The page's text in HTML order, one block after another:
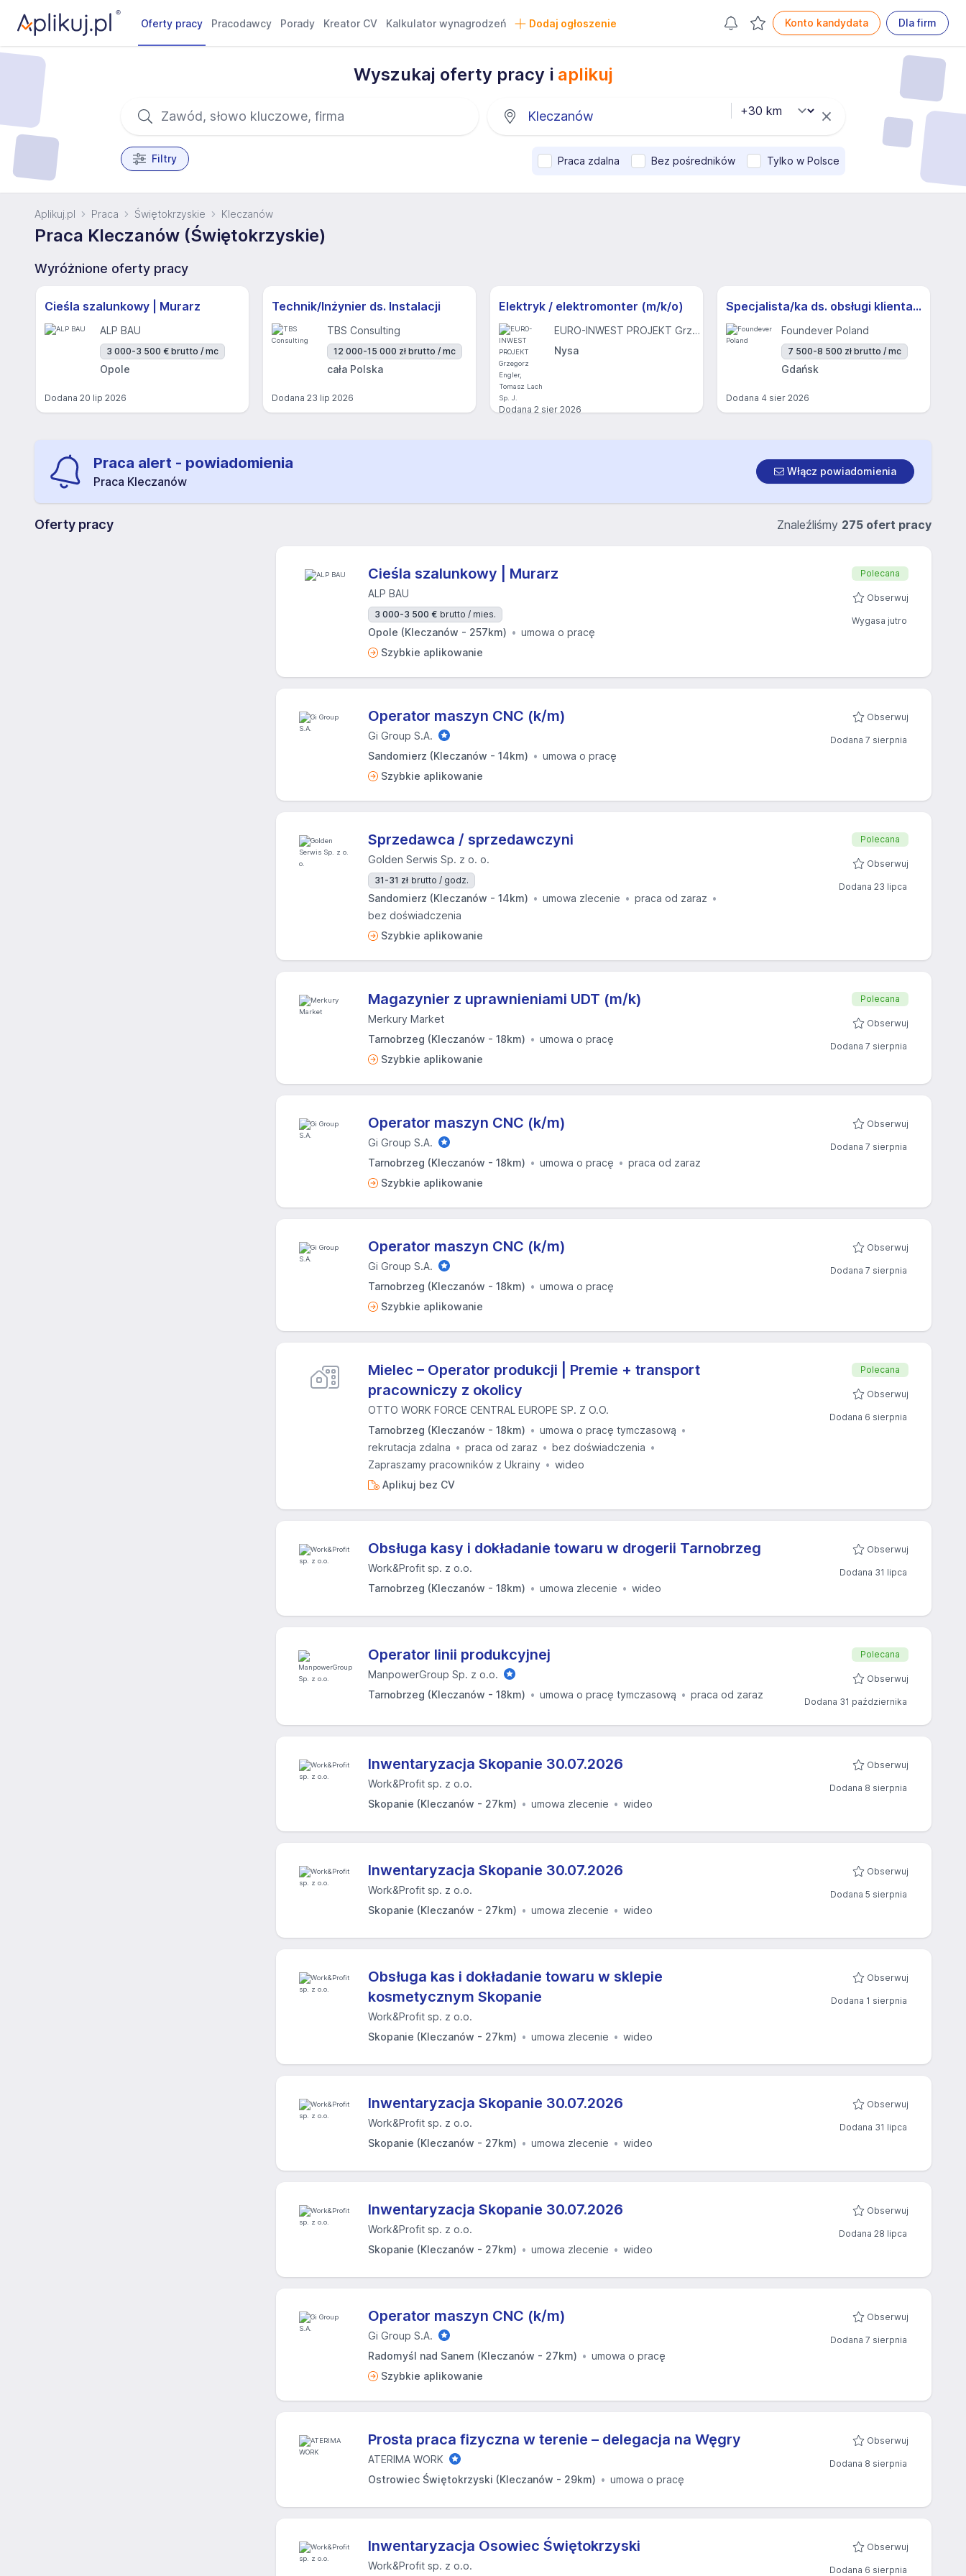
Oferty pracy Pracodawcy Porady Kreator CV Kalkulator wynagrodzeń Dodaj ogłoszenie Konto kandydata Dla firm
Wyszukaj oferty pracy i aplikuj
Filtry Praca zdalna Bez pośredników Tylko w Polsce
Aplikuj.pl Praca Świętokrzyskie Kleczanów
Praca Kleczanów (Świętokrzyskie)
Wyróżnione oferty pracy
Cieśla szalunkowy | Murarz
ALP BAU
3 000-3 500 € brutto / mc
Opole
Dodana 20 lip 2026
Technik/Inżynier ds. Instalacji
TBS Consulting
12 000-15 000 zł brutto / mc
cała Polska
Dodana 23 lip 2026
Elektryk / elektromonter (m/k/o)
EURO-INWEST PROJEKT Grzegorz Engler, Tomasz Lach Sp. J.
Nysa
Dodana 2 sier 2026
Specjalista/ka ds. obsługi klienta z j.niemieckim
Foundever Poland
7 500-8 500 zł brutto / mc
Gdańsk
Dodana 4 sier 2026
Praca alert - powiadomienia
Praca Kleczanów
Włącz powiadomienia
Oferty pracy Znaleźliśmy 275 ofert pracy
Cieśla szalunkowy | Murarz
ALP BAU
3 000-3 500 € brutto / mies.
Opole (Kleczanów - 257km)
umowa o pracę
Szybkie aplikowanie
Polecana
Obserwuj
Wygasa jutro
Operator maszyn CNC (k/m)
Gi Group S.A.
Sandomierz (Kleczanów - 14km)
umowa o pracę
Szybkie aplikowanie
Obserwuj
Dodana 7 sierpnia
Sprzedawca / sprzedawczyni
Golden Serwis Sp. z o. o.
31-31 zł brutto / godz.
Sandomierz (Kleczanów - 14km) umowa zlecenie
praca od zaraz
bez doświadczenia
Szybkie aplikowanie
Polecana
Obserwuj
Dodana 23 lipca
Magazynier z uprawnieniami UDT (m/k)
Merkury Market
Tarnobrzeg (Kleczanów - 18km)
umowa o pracę
Szybkie aplikowanie
Polecana
Obserwuj
Dodana 7 sierpnia
Operator maszyn CNC (k/m)
Gi Group S.A.
Tarnobrzeg (Kleczanów - 18km)
umowa o pracę
praca od zaraz
Szybkie aplikowanie
Obserwuj
Dodana 7 sierpnia
Operator maszyn CNC (k/m)
Gi Group S.A.
Tarnobrzeg (Kleczanów - 18km)
umowa o pracę
Szybkie aplikowanie
Obserwuj
Dodana 7 sierpnia
Mielec – Operator produkcji | Premie + transport
pracowniczy z okolicy
OTTO WORK FORCE CENTRAL EUROPE SP. Z O.O.
Tarnobrzeg (Kleczanów - 18km)
umowa o pracę tymczasową
rekrutacja zdalna
praca od zaraz
bez doświadczenia
Zapraszamy pracowników z Ukrainy
wideo
Aplikuj bez CV
Polecana
Obserwuj
Dodana 6 sierpnia
Obsługa kasy i dokładanie towaru w drogerii Tarnobrzeg
Work&Profit sp. z o.o.
Tarnobrzeg (Kleczanów - 18km)
umowa zlecenie wideo
Obserwuj
Dodana 31 lipca
Operator linii produkcyjnej
ManpowerGroup Sp. z o.o.
Tarnobrzeg (Kleczanów - 18km)
umowa o pracę tymczasową praca od zaraz
Polecana
Obserwuj
Dodana 31 października
Inwentaryzacja Skopanie 30.07.2026
Work&Profit sp. z o.o.
Skopanie (Kleczanów - 27km)
umowa zlecenie wideo
Obserwuj
Dodana 8 sierpnia
Inwentaryzacja Skopanie 30.07.2026
Work&Profit sp. z o.o.
Skopanie (Kleczanów - 27km)
umowa zlecenie wideo
Obserwuj
Dodana 5 sierpnia
Obsługa kas i dokładanie towaru w sklepie
kosmetycznym Skopanie
Work&Profit sp. z o.o.
Skopanie (Kleczanów - 27km)
umowa zlecenie wideo
Obserwuj
Dodana 1 sierpnia
Inwentaryzacja Skopanie 30.07.2026
Work&Profit sp. z o.o.
Skopanie (Kleczanów - 27km)
umowa zlecenie wideo
Obserwuj
Dodana 31 lipca
Inwentaryzacja Skopanie 30.07.2026
Work&Profit sp. z o.o.
Skopanie (Kleczanów - 27km)
umowa zlecenie wideo
Obserwuj
Dodana 28 lipca
Operator maszyn CNC (k/m)
Gi Group S.A.
Radomyśl nad Sanem (Kleczanów - 27km)
umowa o pracę
Szybkie aplikowanie
Obserwuj
Dodana 7 sierpnia
Prosta praca fizyczna w terenie – delegacja na Węgry
ATERIMA WORK
Ostrowiec Świętokrzyski (Kleczanów - 29km)
umowa o pracę
Obserwuj
Dodana 8 sierpnia
Inwentaryzacja Osowiec Świętokrzyski
Work&Profit sp. z o.o.
Obserwuj
Dodana 6 sierpnia